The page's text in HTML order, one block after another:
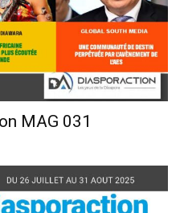
MAG 031